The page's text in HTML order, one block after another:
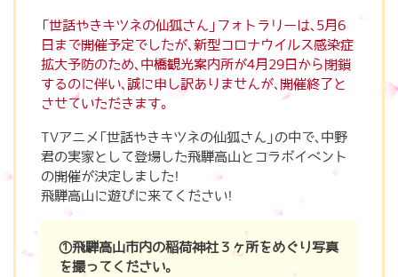
「世話やきキツネの仙狐さん」フォトラリーは、5月6
日まで開催予定でしたが、新型コロナウイルス感染症
拡大予防のため、中橋観光案内所が4月29日から閉鎖
するのに伴い、誠に申し訳ありませんが、開催終了と
させていただきます。
TVアニメ「世話やきキツネの仙狐さん」の中で、中野
君の実家として登場した飛騨高山とコラボイベント
の開催が決定しました！
飛騨高山に遊びに来てください！
①飛騨高山市内の稲荷神社３ヶ所をめぐり写真
を撮ってください。